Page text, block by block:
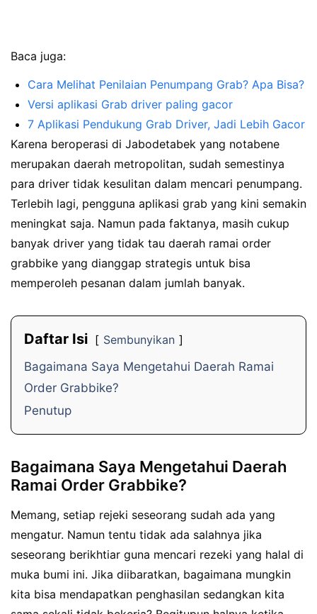
Baca juga:
Cara Melihat Penilaian Penumpang Grab? Apa Bisa?
Versi aplikasi Grab driver paling gacor
7 Aplikasi Pendukung Grab Driver, Jadi Lebih Gacor
Karena beroperasi di Jabodetabek yang notabene
merupakan daerah metropolitan, sudah semestinya
para driver tidak kesulitan dalam mencari penumpang.
Terlebih lagi, pengguna aplikasi grab yang kini semakin
meningkat saja. Namun pada faktanya, masih cukup
banyak driver yang tidak tau daerah ramai order
grabbike yang dianggap strategis untuk bisa
memperoleh pesanan dalam jumlah banyak.
Daftar Isi
Sembunyikan
Bagaimana Saya Mengetahui Daerah Ramai
Order Grabbike?
Penutup
Bagaimana Saya Mengetahui Daerah
Ramai Order Grabbike?
Memang, setiap rejeki seseorang sudah ada yang
mengatur. Namun tentu tidak ada salahnya jika
seseorang berikhtiar guna mencari rezeki yang halal di
muka bumi ini. Jika diibaratkan, bagaimana mungkin
kita bisa mendapatkan penghasilan sedangkan kita